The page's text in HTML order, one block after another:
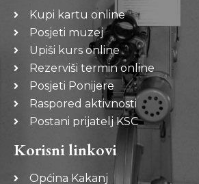
Kupi kartu online
Posjeti muzej
Upiši kurs online
Rezerviši termin online
Posjeti Ponijere
Raspored aktivnosti
Postani prijatelj KSC
Korisni linkovi
Općina Kakanj